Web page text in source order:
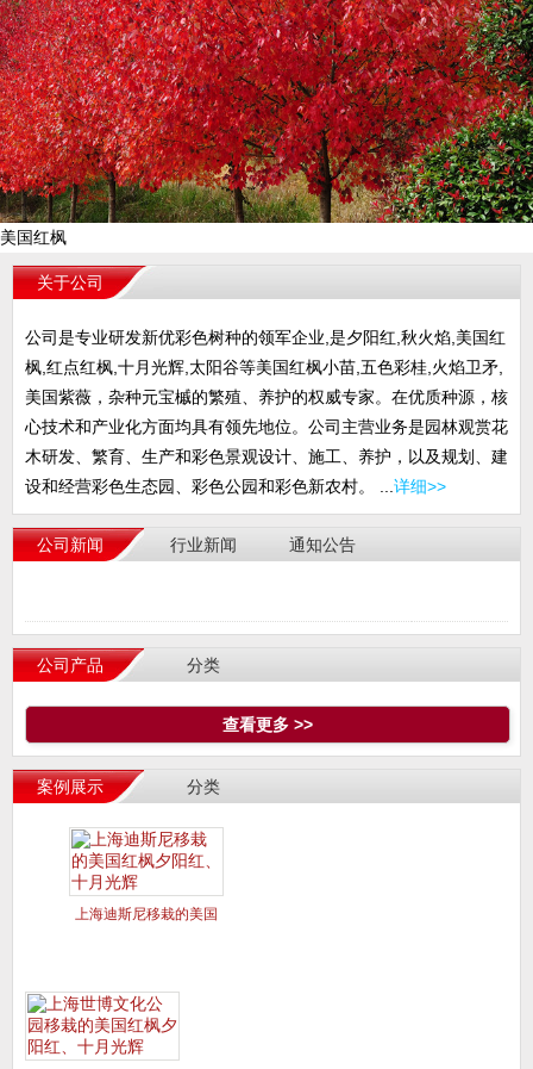
美国红枫
关于公司
公司是专业研发新优彩色树种的领军企业,是夕阳红,秋火焰,美国红
枫,红点红枫,十月光辉,太阳谷等美国红枫小苗,五色彩桂,火焰卫矛,
美国紫薇，杂种元宝槭的繁殖、养护的权威专家。在优质种源，核
心技术和产业化方面均具有领先地位。公司主营业务是园林观赏花
木研发、繁育、生产和彩色景观设计、施工、养护，以及规划、建
设和经营彩色生态园、彩色公园和彩色新农村。 ...详细>>
公司新闻 行业新闻 通知公告
公司产品 分类
查看更多 >>
案例展示 分类
上海迪斯尼移栽的美国